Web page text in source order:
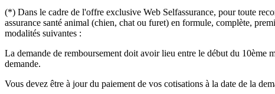
(*) Dans le cadre de l'offre exclusive Web Selfassurance, pour toute
assurance santé animal (chien, chat ou furet) en formule, complète,
modalités suivantes :
La demande de remboursement doit avoir lieu entre le début du 10ème
demande.
Vous devez être à jour du paiement de vos cotisations à la date de la